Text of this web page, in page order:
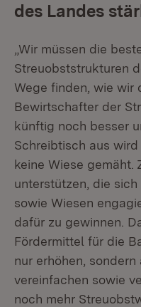
des Landes
„Wir müssen die
Streuobststrukturen
Wege finden, wie wir
Bewirtschafter der
künftig noch besser
Schreibtisch aus
keine Wiese gemäht.
unterstützen, die
sowie Wiesen
dafür zu gewinnen.
Fördermittel für die
nur erhöhen,
vereinfachen sowie
noch mehr